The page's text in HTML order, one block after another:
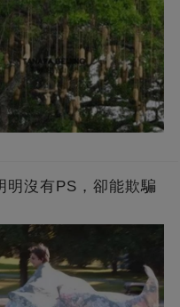
明沒有PS，卻能欺騙